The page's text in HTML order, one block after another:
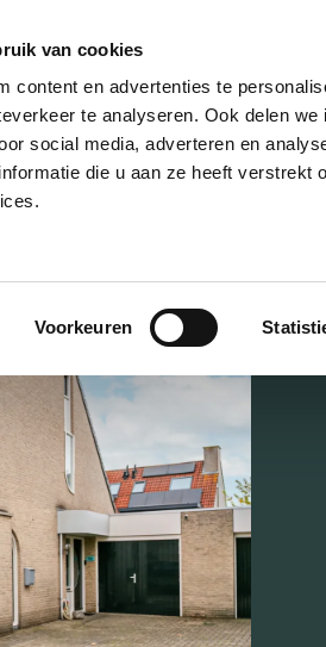
van cookies
content en advertenties te
te analyseren. Ook delen
social media, adverteren en
die u aan ze heeft verstrekt
Voorkeuren